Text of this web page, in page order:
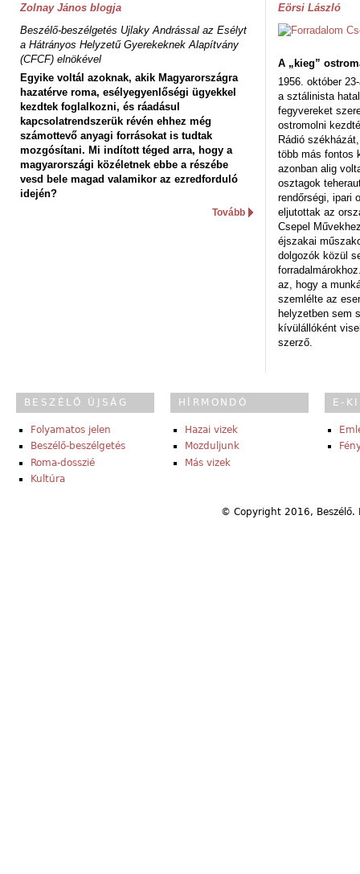
Zolnay János blogja
Beszélő-beszélgetés Ujlaky Andrással az Esélyt
a Hátrányos Helyzetű Gyerekeknek Alapítvány
(CFCF) elnökével
Egyike voltál azoknak, akik Magyarországra
hazatérve roma, esélyegyenlőségi ügyekkel
kezdtek foglalkozni, és ráadásul
kapcsolatrendszerük révén ehhez még
számottevő anyagi forrásokat is tudtak
mozgósítani. Mi indított téged arra, hogy a
magyarországi közéletnek ebbe a részébe
vesd bele magad valamikor az ezredforduló
idején?
Tovább
Eörsi László
A „kieg”
1956. október
a sztálinista
fegyvereket
ostromolni
Rádió
több más fontos
azonban alig
osztagok
rendőrségi, ipari
eljutottak az
Csepel
éjszakai
dolgozók közül
az, hogy a
szemlélte az
helyzetben sem
kívülállóként
szerző.
BESZÉLŐ ÚJSÁG
Folyamatos jelen
Beszélő-beszélgetés
Roma-dosszié
Kultúra
HÍRMONDÓ
Hazai vizek
Mozduljunk
Más vizek
E-
© Copyright 2016,